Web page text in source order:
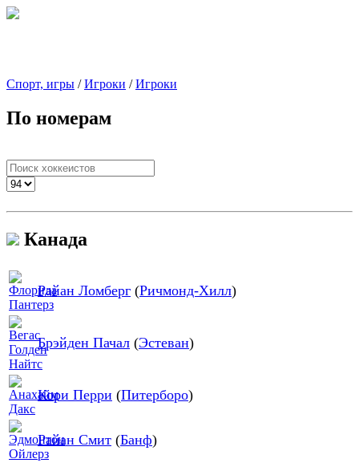
Спорт, игры /Игроки /Игроки
По номерам
Канада
Райан Ломберг (Ричмонд-Хилл)
Брэйден Пачал (Эстеван)
Кори Перри (Питерборо)
Райан Смит (Банф)